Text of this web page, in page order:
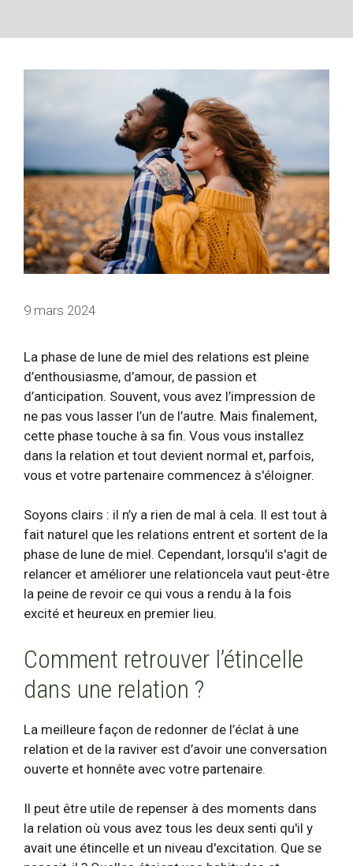
9 mars 2024
La phase de lune de miel des relations est pleine
d’enthousiasme, d’amour, de passion et
d’anticipation. Souvent, vous avez l’impression de
ne pas vous lasser l’un de l’autre. Mais finalement,
cette phase touche à sa fin. Vous vous installez
dans la relation et tout devient normal et, parfois,
vous et votre partenaire commencez à s'éloigner.
Soyons clairs : il n’y a rien de mal à cela. Il est tout à
fait naturel que les relations entrent et sortent de la
phase de lune de miel. Cependant, lorsqu'il s'agit de
relancer et améliorer une relationcela vaut peut-être
la peine de revoir ce qui vous a rendu à la fois
excité et heureux en premier lieu.
Comment retrouver l’étincelle
dans une relation ?
La meilleure façon de redonner de l’éclat à une
relation et de la raviver est d’avoir une conversation
ouverte et honnête avec votre partenaire.
Il peut être utile de repenser à des moments dans
la relation où vous avez tous les deux senti qu'il y
avait une étincelle et un niveau d'excitation. Que se